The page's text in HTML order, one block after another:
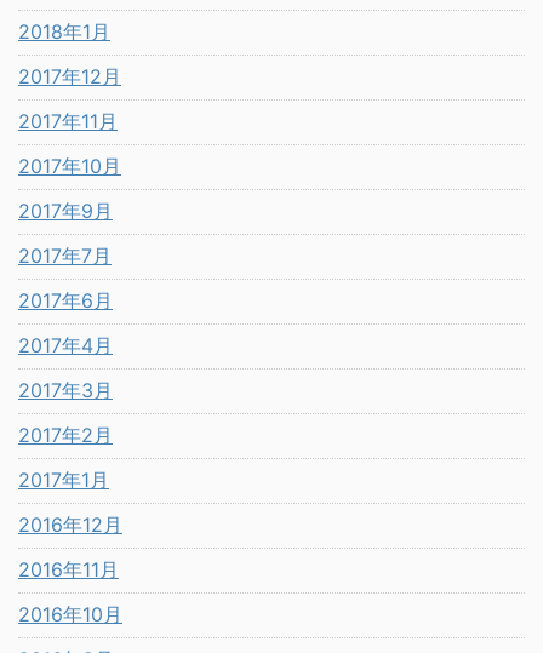
2018年1月
2017年12月
2017年11月
2017年10月
2017年9月
2017年7月
2017年6月
2017年4月
2017年3月
2017年2月
2017年1月
2016年12月
2016年11月
2016年10月